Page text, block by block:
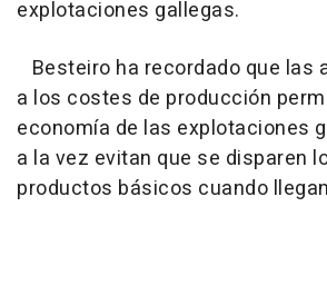
explotaciones gallegas.
Besteiro ha recordado que las
a los costes de producción
economía de las explotaciones
a la vez evitan que se disparen
productos básicos cuando